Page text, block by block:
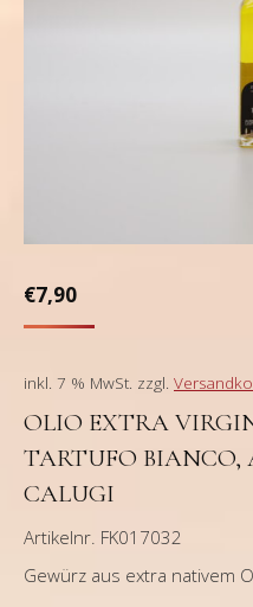
€7,90
inkl. 7 % MwSt. zzgl.
OLIO EXTRA
TARTUFO BIANCO,
CALUGI
Artikelnr. FK017032
Gewürz aus extra nativem